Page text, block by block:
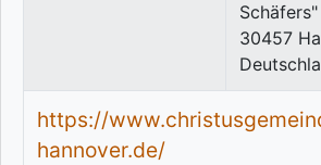
Schäfers"
30457
https://
hannover.de/